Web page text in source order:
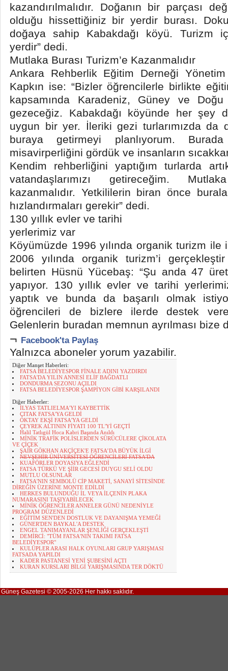
kazandırılmalıdır. Doğanın bir parçası
olduğu hissettiğiniz bir yerdir burası.
doğaya sahip Kabakdağı köyü. Turizm
yerdir” dedi.
Mutlaka Burası Turizm’e Kazanmalıdır
Ankara Rehberlik Eğitim Derneği
Kapkın ise: “Bizler öğrencilerle birlikte
kapsamında Karadeniz, Güney ve
gezeceğiz. Kabakdağı köyünde her şey
uygun bir yer. İleriki gezi turlarımızda da
buraya getirmeyi planlıyorum.
misavirperliğini gördük ve insanların
Kendim rehberliğini yaptığım turlarda
vatandaşlarımızı getireceğim.
kazanmalıdır. Yetkililerin biran önce
hızlandırmaları gerekir” dedi.
130 yıllık evler ve tarihi
yerlerimiz var
Köyümüzde 1996 yılında organik turizm ile
2006 yılında organik turizm’i gerçekleştir
belirten Hüsnü Yücebaş: “Şu anda 47
yapıyor. 130 yıllık evler ve tarihi
yaptık ve bunda da başarılı olmak
öğrencileri de bizlere ilerde destek
Gelenlerin buradan memnun ayrılması bize
¬ Facebook'ta Paylaş
Yalnızca aboneler yorum yazabilir.
Diğer Manşet Haberleri:
FATSA BELEDİYESPOR FİNALE ADINI YAZDIRDI
FATSA'DA YILIN ANNESİ ELİF BAĞDATLI
DONDURMA SEZONU AÇILDI
FATSA BELEDİYESPOR ŞAMPİYON GİBİ KARŞILANDI
Diğer Haberler:
İLYAS TATLIELMA'YI KAYBETTİK
ÇITAK FATSA'YA GELDİ
OKTAY EKŞİ FATSA'YA GELDİ
ÇEYREK ALTININ FİYATI 100 TL'Yİ GEÇTİ
Halil Tatlıgül Hoca Kabri Başında Anıldı
MİNİK TRAFİK POLİSLERDEN SÜRÜCÜLERE ÇİKOLATA
VE ÇİÇEK
ŞAİR GÖKHAN AKÇİÇEK'E FATSA’DA BÜYÜK İLGİ
NEVŞEHİR ÜNİVERSİTESİ ÖĞRENCİLERİ FATSA'DA
KUAFÖRLER DOYASIYA EĞLENDİ
FATSA TÜRKÜ VE ŞİİR GECESİ DUYGU SELİ OLDU
MUTLU OLSUNLAR
FATSA'NIN SEMBOLÜ CİP MAKETİ, SANAYİ SİTESİNDE
DİREĞİN ÜZERİNE MONTE EDİLDİ
HERKES BULUNDUĞU İL VEYA İLÇENİN PLAKA
NUMARASINI TAŞIYABİLECEK
MİNİK ÖĞRENCİLER ANNELER GÜNÜ NEDENİYLE
PROGRAM DÜZENLEDİ
EĞİTİM SEN'DEN DOSTLUK VE DAYANIŞMA YEMEĞİ
GÜNER'DEN BAYKAL'A DESTEK
ENGEL TANIMAYANLAR ŞENLİĞİ GERÇEKLEŞTİ
DEMİRCİ: "TÜM FATSA'NIN TAKIMI FATSA
BELEDİYESPOR"
KULÜPLER ARASI HALK OYUNLARI GRUP YARIŞMASI
FATSADA YAPILDI
KADER PASTANESİ YENİ ŞUBESİNİ AÇTI
KURAN KURSLARI BİLGİ YARIŞMASINDA TER DÖKTÜ
Güneş Gazetesi © 2005-2026 Her hakkı saklıdır.